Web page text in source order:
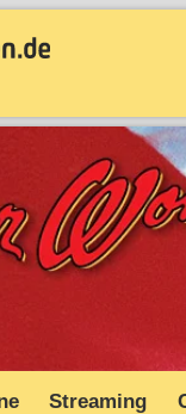
Streaming